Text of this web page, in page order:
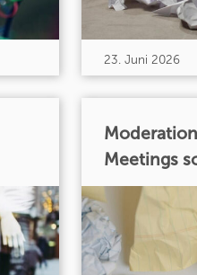
23. Juni 2026
Meetings